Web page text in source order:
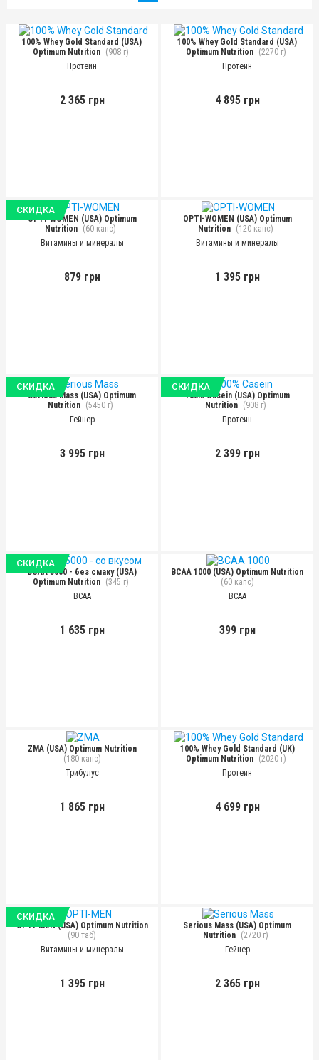
100% Whey Gold Standard (USA)
Optimum Nutrition
(908 г)
Протеин
2 365 грн
100% Whey Gold Standard (USA)
Optimum Nutrition
(2270 г)
Протеин
4 895 грн
СКИДКА
OPTI-WOMEN (USA) Optimum
Nutrition (60 капс)
Витамины и минералы
879 грн
OPTI-WOMEN (USA) Optimum
Nutrition (120 капс)
Витамины и минералы
1 395 грн
СКИДКА
Serious Mass (USA) Optimum
Nutrition (5450 г)
Гейнер
3 995 грн
СКИДКА
100% Casein (USA) Optimum
Nutrition (908 г)
Протеин
2 399 грн
СКИДКА
BCAA 5000 - без смаку (USA)
Optimum Nutrition
(345 г)
BCAA
1 635 грн
BCAA 1000 (USA) Optimum Nutrition
(60 капс)
BCAA
399 грн
ZMA (USA) Optimum Nutrition
(180 капс)
Трибулус
1 865 грн
100% Whey Gold Standard (UK)
Optimum Nutrition
(2020 г)
Протеин
4 699 грн
СКИДКА
OPTI-MEN (USA) Optimum Nutrition
(90 таб)
Витамины и минералы
1 395 грн
Serious Mass (USA) Optimum
Nutrition (2720 г)
Гейнер
2 365 грн